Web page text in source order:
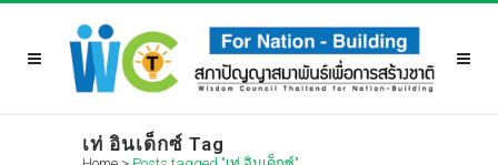
เท่ อินเด็กซ์ Tag